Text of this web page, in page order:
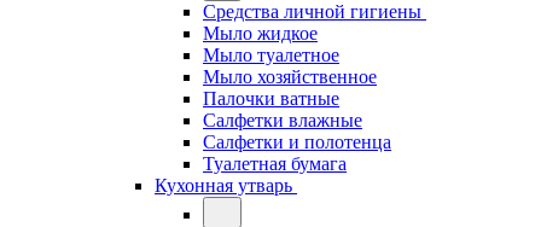
Средства личной гигиены
Мыло жидкое
Мыло туалетное
Мыло хозяйственное
Палочки ватные
Салфетки влажные
Салфетки и полотенца
Туалетная бумага
Кухонная утварь